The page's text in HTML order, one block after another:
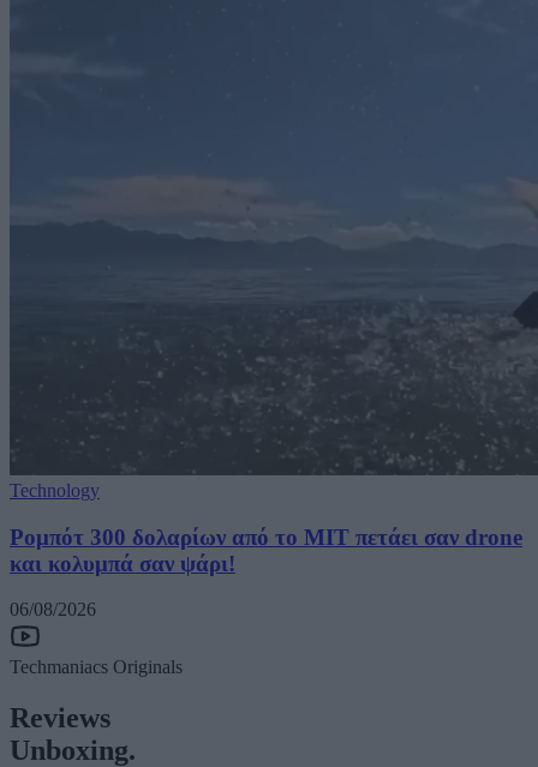
Technology
Ρομπότ 300 δολαρίων από το MIT πετάει σαν drone
και κολυμπά σαν ψάρι!
06/08/2026
Techmaniacs Originals
Reviews
Unboxing.